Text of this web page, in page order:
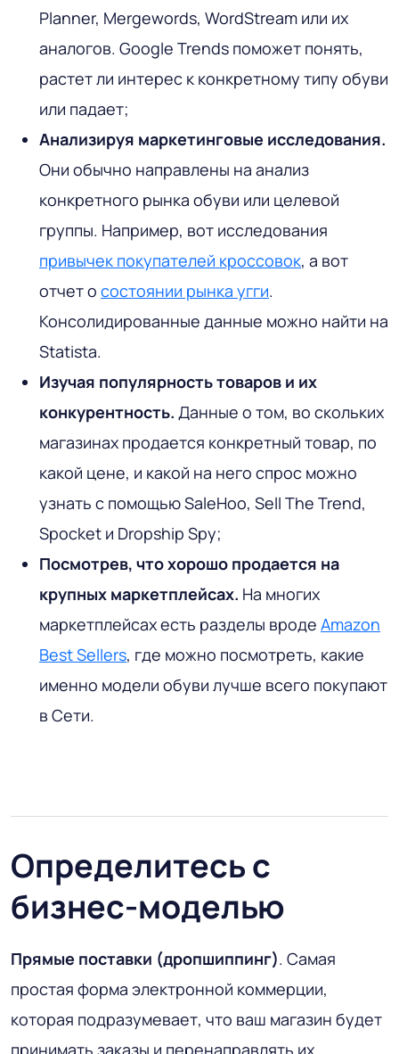
Planner, Mergewords, WordStream или их
аналогов. Google Trends поможет понять,
растет ли интерес к конкретному типу обуви
или падает;
Анализируя маркетинговые исследования.
Они обычно направлены на анализ
конкретного рынка обуви или целевой
группы. Например, вот исследования
привычек покупателей кроссовок, а вот
отчет о состоянии рынка угги.
Консолидированные данные можно найти на
Statista.
Изучая популярность товаров и их
конкурентность. Данные о том, во скольких
магазинах продается конкретный товар, по
какой цене, и какой на него спрос можно
узнать с помощью SaleHoo, Sell The Trend,
Spocket и Dropship Spy;
Посмотрев, что хорошо продается на
крупных маркетплейсах. На многих
маркетплейсах есть разделы вроде Amazon
Best Sellers, где можно посмотреть, какие
именно модели обуви лучше всего покупают
в Сети.
Определитесь с
бизнес-моделью
Прямые поставки (дропшиппинг). Самая
простая форма электронной коммерции,
которая подразумевает, что ваш магазин будет